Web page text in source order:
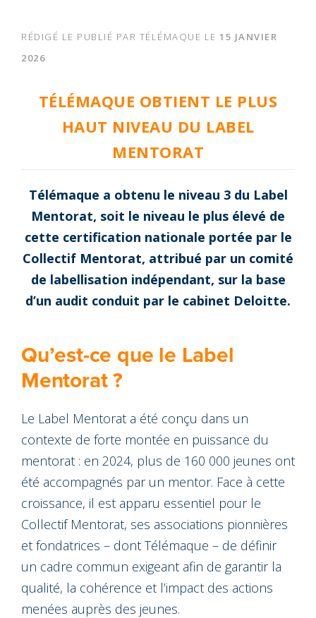
RÉDIGÉ LE PUBLIÉ PAR TÉLÉMAQUE LE 15 JANVIER
2026
TÉLÉMAQUE OBTIENT LE PLUS
HAUT NIVEAU DU LABEL
MENTORAT
Télémaque a obtenu le niveau 3 du Label
Mentorat, soit le niveau le plus élevé de
cette certification nationale portée par le
Collectif Mentorat, attribué par un comité
de labellisation indépendant, sur la base
d’un audit conduit par le cabinet Deloitte.
Qu’est-ce que le Label
Mentorat ?
Le Label Mentorat a été conçu dans un
contexte de forte montée en puissance du
mentorat : en 2024, plus de 160 000 jeunes ont
été accompagnés par un mentor. Face à cette
croissance, il est apparu essentiel pour le
Collectif Mentorat, ses associations pionnières
et fondatrices – dont Télémaque – de définir
un cadre commun exigeant afin de garantir la
qualité, la cohérence et l’impact des actions
menées auprès des jeunes.